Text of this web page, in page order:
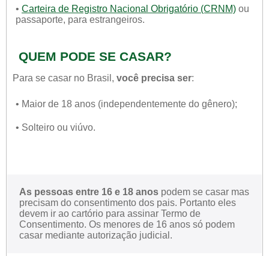
• Carteira de Registro Nacional Obrigatório (CRNM) ou
passaporte, para estrangeiros.
QUEM PODE SE CASAR?
Para se casar no Brasil, você precisa ser:
• Maior de 18 anos (independentemente do gênero);
• Solteiro ou viúvo.
As pessoas entre 16 e 18 anos podem se casar mas
precisam do consentimento dos pais. Portanto eles
devem ir ao cartório para assinar Termo de
Consentimento. Os menores de 16 anos só podem
casar mediante autorização judicial.